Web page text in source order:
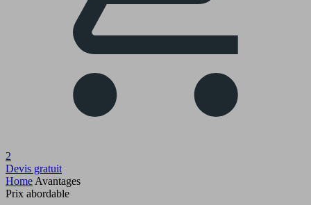
2
Devis gratuit
Home Avantages
Prix abordable